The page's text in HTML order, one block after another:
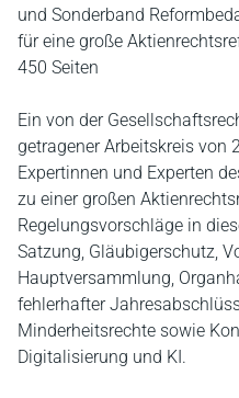
und Sonderband
für eine große
450 Seiten
Ein von der
getragener Arbeitskreis von
Expertinnen und Experten
zu einer großen
Regelungsvorschläge in
Satzung, Gläubigerschutz,
Hauptversammlung,
fehlerhafter
Minderheitsrechte sowie
Digitalisierung und KI.